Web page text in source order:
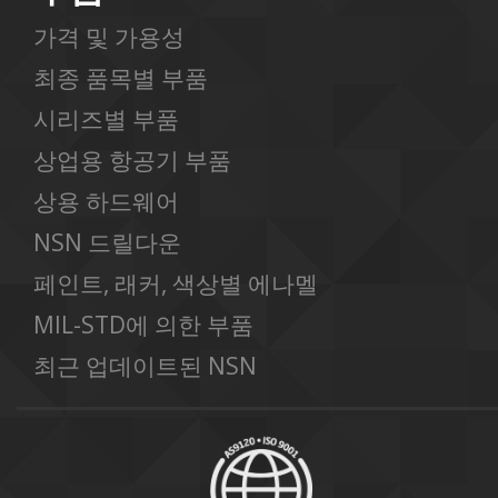
가격 및 가용성
최종 품목별 부품
시리즈별 부품
상업용 항공기 부품
상용 하드웨어
NSN 드릴다운
페인트, 래커, 색상별 에나멜
MIL-STD에 의한 부품
최근 업데이트된 NSN